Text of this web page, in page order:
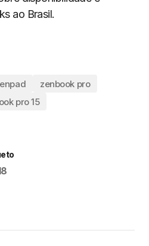
ao Brasil.
zenbook pro
pro 15